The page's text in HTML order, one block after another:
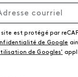
site est protégé par
de Google
de Googles'